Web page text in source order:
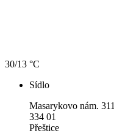
30/13 °C
Sídlo
Masarykovo nám. 311
334 01
Přeštice